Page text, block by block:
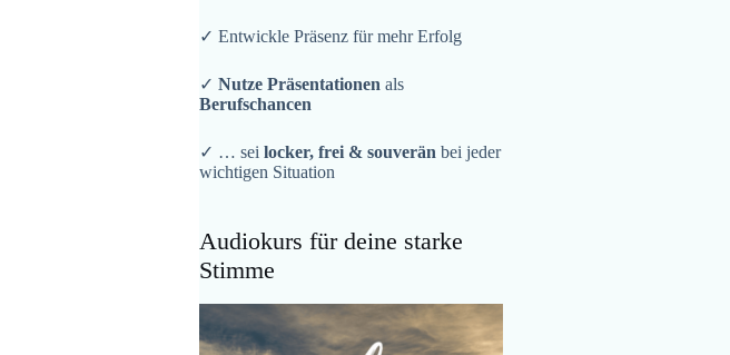
✓ Entwickle Präsenz für mehr Erfolg
✓Nutze Präsentationenals
Berufschancen
✓ … seilocker, frei & souverän bei jeder
wichtigen Situation
Audiokurs für deine starke
Stimme